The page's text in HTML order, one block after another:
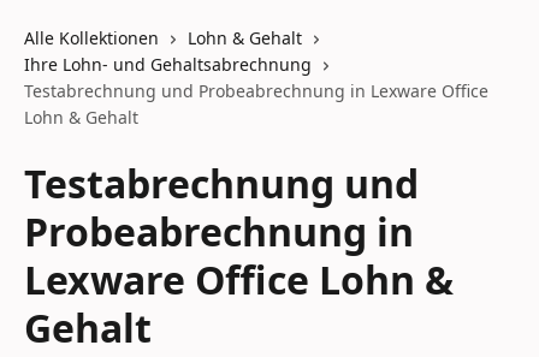
Alle Kollektionen
Lohn & Gehalt
Ihre Lohn- und Gehaltsabrechnung
Testabrechnung und Probeabrechnung in Lexware Office
Lohn & Gehalt
Testabrechnung und
Probeabrechnung in
Lexware Office Lohn &
Gehalt